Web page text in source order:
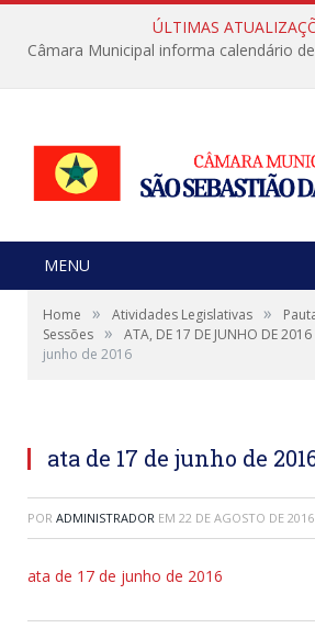
ÚLTIMAS
MENU
Home » Atividades Legislativas »
Sessões » ATA, DE 17 DE JUNHO DE 2016
junho de 2016
ata de 17 de junho de
POR ADMINISTRADOR EM 22 DE AGOSTO DE 2016
ata de 17 de junho de 2016